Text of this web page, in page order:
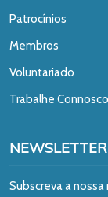
Patrocínios
Membros
Voluntariado
Trabalhe Connosco
NEWSLETTER
Subscreva a